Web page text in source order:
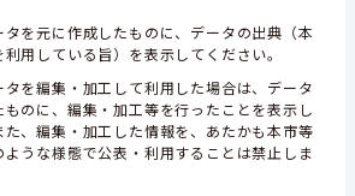
を元に作成したものに、データの出典（本
用している旨）を表示してください。
を編集・加工して利用した場合は、データ
ものに、編集・加工等を行ったことを表示し
た、編集・加工した情報を、あたかも本市等
うな様態で公表・利用することは禁止しま